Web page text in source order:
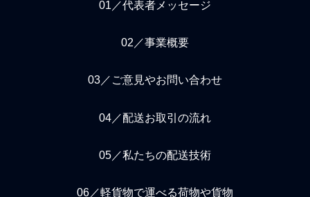
01／代表者メッセージ
02／事業概要
03／ご意見やお問い合わせ
04／配送お取引の流れ
05／私たちの配送技術
06／軽貨物で運べる荷物や貨物